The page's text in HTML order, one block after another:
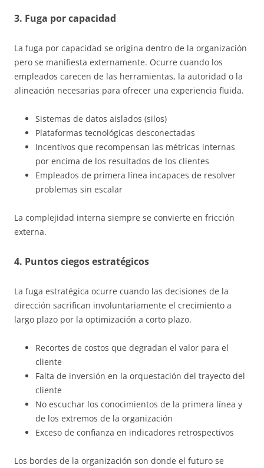
3. Fuga por capacidad
La fuga por capacidad se origina dentro de la organización
pero se manifiesta externamente. Ocurre cuando los
empleados carecen de las herramientas, la autoridad o la
alineación necesarias para ofrecer una experiencia fluida.
Sistemas de datos aislados (silos)
Plataformas tecnológicas desconectadas
Incentivos que recompensan las métricas internas
por encima de los resultados de los clientes
Empleados de primera línea incapaces de resolver
problemas sin escalar
La complejidad interna siempre se convierte en fricción
externa.
4. Puntos ciegos estratégicos
La fuga estratégica ocurre cuando las decisiones de la
dirección sacrifican involuntariamente el crecimiento a
largo plazo por la optimización a corto plazo.
Recortes de costos que degradan el valor para el
cliente
Falta de inversión en la orquestación del trayecto del
cliente
No escuchar los conocimientos de la primera línea y
de los extremos de la organización
Exceso de confianza en indicadores retrospectivos
Los bordes de la organización son donde el futuro se